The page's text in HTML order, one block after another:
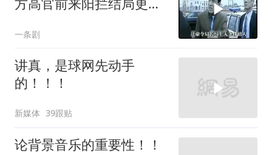
一条剧
讲真，是球网先动手
的！！！
新媒体 39跟贴
论背景音乐的重要性！！